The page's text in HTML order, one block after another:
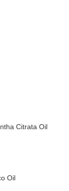
Citrata Oil
Oil